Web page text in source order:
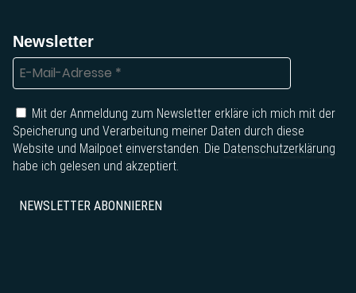
Newsletter
Mit der Anmeldung zum Newsletter erkläre ich mich mit der
Speicherung und Verarbeitung meiner Daten durch diese
Website und Mailpoet einverstanden. Die Datenschutzerklärung
habe ich gelesen und akzeptiert.